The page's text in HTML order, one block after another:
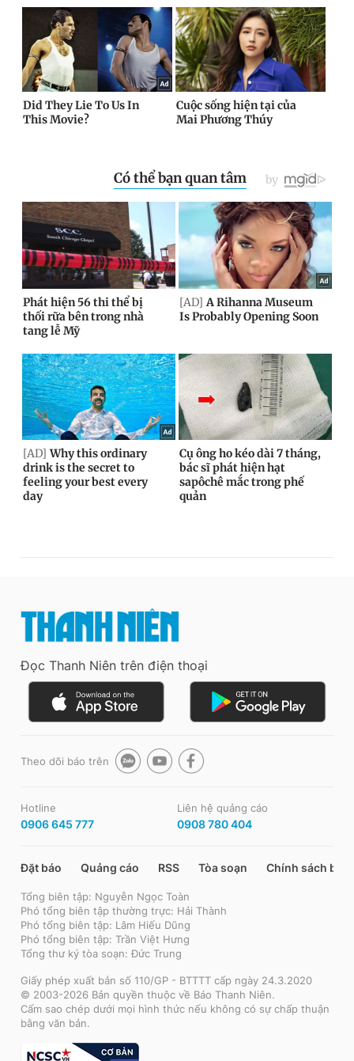
Đọc Thanh Niên trên điện thoại
Theo dõi báo trên
Hotline
0906 645 777
Liên hệ quảng cáo
0908 780 404
Đặt báo Quảng cáo RSS Tòa soạn Chính sách bảo
Tổng biên tập: Nguyễn Ngọc Toàn
Phó tổng biên tập thường trực: Hải Thành
Phó tổng biên tập: Lâm Hiếu Dũng
Phó tổng biên tập: Trần Việt Hưng
Tổng thư ký tòa soạn: Đức Trung
Giấy phép xuất bản số 110/GP - BTTTT cấp ngày 24.3.2020
© 2003-2026 Bản quyền thuộc về Báo Thanh Niên.
Cấm sao chép dưới mọi hình thức nếu không có sự chấp thuận
bằng văn bản.